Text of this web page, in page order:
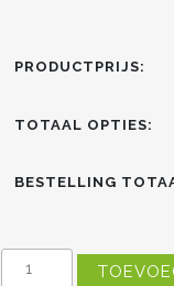
PRODUCTPRIJS:
TOTAAL OPTIES:
BESTELLING
VILLA